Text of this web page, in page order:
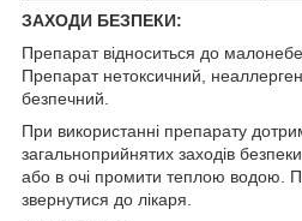
ЗАХОДИ БЕЗПЕКИ:
Препарат відноситься до
Препарат нетоксичний,
безпечний.
При використанні препарату
загальноприйнятих заходів
або в очі промити теплою водою.
звернутися до лікаря.